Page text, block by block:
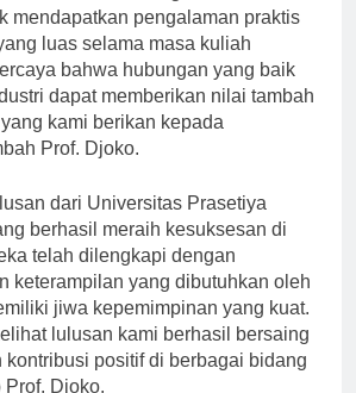
Hal ini memungkinkan
mendapatkan pengalaman praktis
luas selama masa kuliah
bahwa hubungan yang baik
dapat memberikan nilai tambah
kami berikan kepada
dari Universitas Prasetiya
berhasil meraih kesuksesan di
telah dilengkapi dengan
keterampilan yang dibutuhkan oleh
jiwa kepemimpinan yang kuat.
lulusan kami berhasil bersaing
positif di berbagai bidang